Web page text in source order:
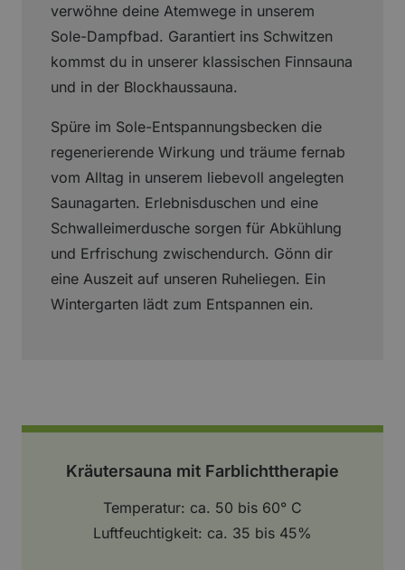
verwöhne deine Atemwege in unserem
Sole-Dampfbad. Garantiert ins Schwitzen
kommst du in unserer klassischen Finnsauna
und in der Blockhaussauna.
Spüre im Sole-Entspannungsbecken die
regenerierende Wirkung und träume fernab
vom Alltag in unserem liebevoll angelegten
Saunagarten. Erlebnisduschen und eine
Schwalleimerdusche sorgen für Abkühlung
und Erfrischung zwischendurch. Gönn dir
eine Auszeit auf unseren Ruheliegen. Ein
Wintergarten lädt zum Entspannen ein.
Kräutersauna mit Farblichttherapie
Temperatur: ca. 50 bis 60° C
Luftfeuchtigkeit: ca. 35 bis 45%